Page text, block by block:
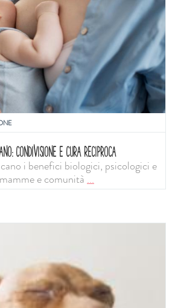
CONDIVISIONE E CURA RECIPROCA
i benefici biologici, psicologici e
e comunità...